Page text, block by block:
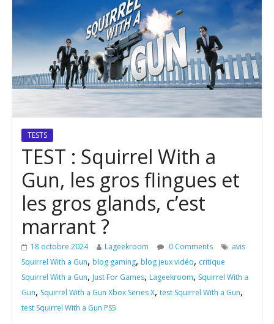
TESTS
TEST : Squirrel With a
Gun, les gros flingues et
les gros glands, c’est
marrant ?
18 octobre 2024 Lageekroom 0 Comments
avis
Squirrel With a Gun, blog gaming, blog jeux vidéo, critique
Squirrel With a Gun, Just For Games, Lageekroom, Squirrel With a
Gun, Squirrel With a Gun Xbox Series X, test Squirrel With a Gun,
test Squirrel With a Gun PS5